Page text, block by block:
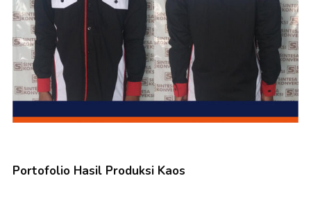
Portofolio Hasil Produksi Kaos